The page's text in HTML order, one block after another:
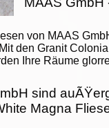
von MAAS
den Granit
Ihre Räume
sind
Magna